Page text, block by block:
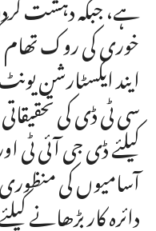
خوری کی روک تھام
ایند ایکسٹارشن
سی ٹی ڈی کی
کیلئے ڈی جی آئی ٹی
آسامیوں کی
دائرہ کار بڑھانے